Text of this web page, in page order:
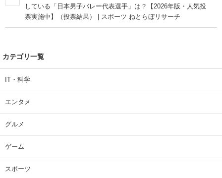
している「日本男子バレー代表選手」は？【2026年版・人気投
票実施中】（投票結果） | スポーツ ねとらぼリサーチ
カテゴリ一覧
IT・科学
エンタメ
グルメ
ゲーム
スポーツ